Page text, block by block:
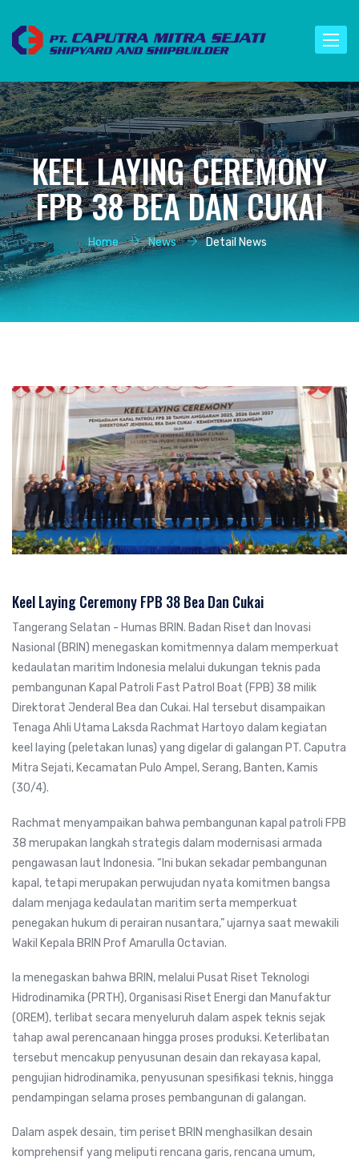
Toggle
KEEL LAYING CEREMONY
FPB 38 BEA DAN CUKAI
Home News Detail News
Keel Laying Ceremony FPB 38 Bea Dan Cukai
Tangerang Selatan - Humas BRIN. Badan Riset dan Inovasi
Nasional (BRIN) menegaskan komitmennya dalam memperkuat
kedaulatan maritim Indonesia melalui dukungan teknis pada
pembangunan Kapal Patroli Fast Patrol Boat (FPB) 38 milik
Direktorat Jenderal Bea dan Cukai. Hal tersebut disampaikan
Tenaga Ahli Utama Laksda Rachmat Hartoyo dalam kegiatan
keel laying (peletakan lunas) yang digelar di galangan PT. Caputra
Mitra Sejati, Kecamatan Pulo Ampel, Serang, Banten, Kamis
(30/4).
Rachmat menyampaikan bahwa pembangunan kapal patroli FPB
38 merupakan langkah strategis dalam modernisasi armada
pengawasan laut Indonesia. “Ini bukan sekadar pembangunan
kapal, tetapi merupakan perwujudan nyata komitmen bangsa
dalam menjaga kedaulatan maritim serta memperkuat
penegakan hukum di perairan nusantara,” ujarnya saat mewakili
Wakil Kepala BRIN Prof Amarulla Octavian.
Ia menegaskan bahwa BRIN, melalui Pusat Riset Teknologi
Hidrodinamika (PRTH), Organisasi Riset Energi dan Manufaktur
(OREM), terlibat secara menyeluruh dalam aspek teknis sejak
tahap awal perencanaan hingga proses produksi. Keterlibatan
tersebut mencakup penyusunan desain dan rekayasa kapal,
pengujian hidrodinamika, penyusunan spesifikasi teknis, hingga
pendampingan selama proses pembangunan di galangan.
Dalam aspek desain, tim periset BRIN menghasilkan desain
komprehensif yang meliputi rencana garis, rencana umum,